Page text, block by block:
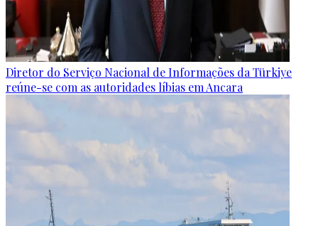
Diretor do Serviço Nacional de Informações da Türkiye
reúne-se com as autoridades líbias em Ancara